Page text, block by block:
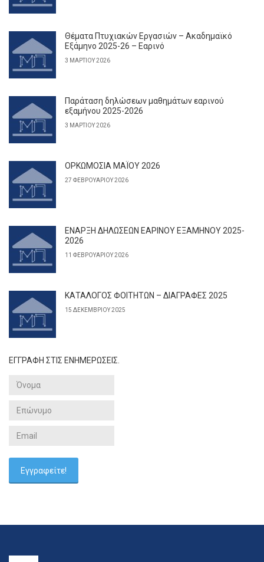
Θέματα Πτυχιακών Εργασιών – Ακαδημαϊκό
Εξάμηνο 2025-26 – Εαρινό
3 ΜΑΡΤΊΟΥ 2026
Παράταση δηλώσεων μαθημάτων εαρινού
εξαμήνου 2025-2026
3 ΜΑΡΤΊΟΥ 2026
ΟΡΚΩΜΟΣΙΑ ΜΑΪΟΥ 2026
27 ΦΕΒΡΟΥΑΡΊΟΥ 2026
ΕΝΑΡΞΗ ΔΗΛΩΣΕΩΝ ΕΑΡΙΝΟΥ ΕΞΑΜΗΝΟΥ 2025-
2026
11 ΦΕΒΡΟΥΑΡΊΟΥ 2026
ΚΑΤΑΛΟΓΟΣ ΦΟΙΤΗΤΩΝ – ΔΙΑΓΡΑΦΕΣ 2025
15 ΔΕΚΕΜΒΡΊΟΥ 2025
ΕΓΓΡΑΦΗ ΣΤΙΣ ΕΝΗΜΕΡΩΣΕΙΣ.